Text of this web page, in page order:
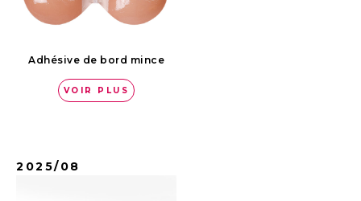
Adhésive de bord mince
VOIR PLUS
2025/08